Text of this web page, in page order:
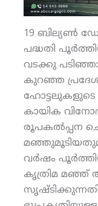
19 ബില്യണ്‍
പദ്ധതി
വടക്കു
കുറഞ്ഞ
കായിക
രൂപകല്‍പ്പന
വര്‍ഷം
കൃത്രിമ മഞ്ഞ്